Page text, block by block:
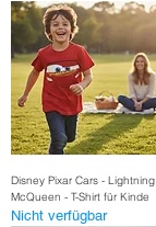
Disney Pixar Cars - Lightning
McQueen - T-Shirt für Kinde
Nicht verfügbar